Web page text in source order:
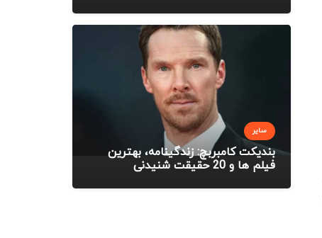
سایر
بندیکت کامبربچ: زندگینامه، بهترین
فیلم ها و 20 حقیقت شنیدنی